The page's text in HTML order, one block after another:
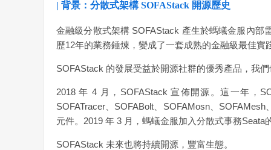
| 背景：分散式架構 SOFAStack 開源歷史
金融級分散式架構 SOFAStack 產生於螞蟻金服內部
歷12年的業務錘煉，變成了一套成熟的金融級最佳實
SOFAStack 的發展受益於開源社群的優秀產品，我
2018 年 4 月，SOFAStack 宣佈開源。這一年，
SOFATracer、SOFABolt、SOFAMosn、
元件。2019 年 3 月，螞蟻金服加入分散式事務
SOFAStack 未來也將持續開源，豐富生態。